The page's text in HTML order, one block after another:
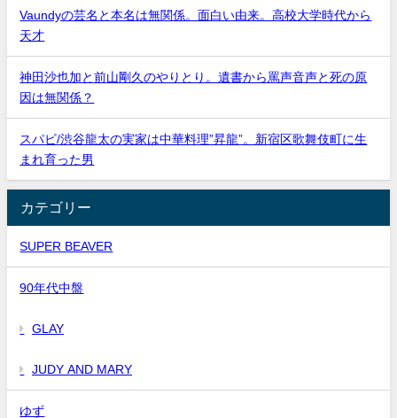
Vaundyの芸名と本名は無関係。面白い由来。高校大学時代から
天才
神田沙也加と前山剛久のやりとり。遺書から罵声音声と死の原
因は無関係？
スパビ/渋谷龍太の実家は中華料理”昇龍”。新宿区歌舞伎町に生
まれ育った男
カテゴリー
SUPER BEAVER
90年代中盤
GLAY
JUDY AND MARY
ゆず